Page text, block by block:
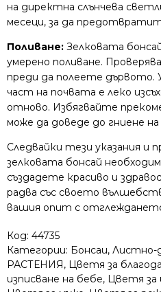
на директна слънчева
месеци, за да
Поливане: Зелковата
умерено поливане.
преди да полеете дървото.
част на почвата е леко
отново. Избягвайте
може да доведе до гниене
Следвайки тези указания и
зелковата бонсай
създадете красиво и
радва със своето
вашия опит с отглеждането
Код: 44735
Категории: Бонсаи, Листно-
РАСТЕНИЯ, Цветя за
изписване на бебе, Цветя за